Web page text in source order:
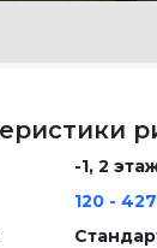
-1, 2
120 -